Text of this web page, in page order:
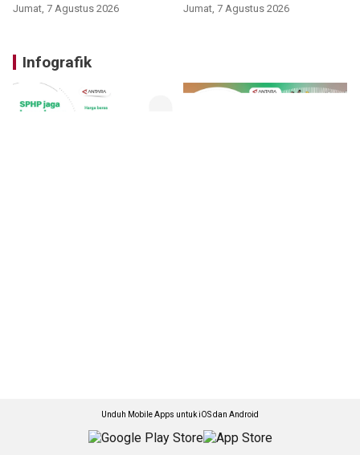
Jumat, 7 Agustus 2026 Jumat, 7 Agustus 2026
Infografik
Unduh Mobile Apps untuk iOS dan Android